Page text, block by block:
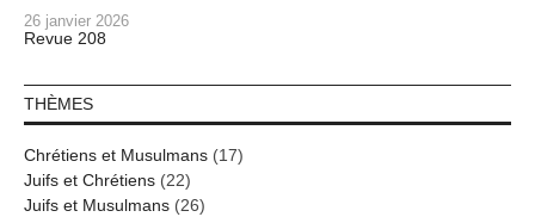
26 janvier 2026
Revue 208
THÈMES
Chrétiens et Musulmans (17)
Juifs et Chrétiens (22)
Juifs et Musulmans (26)